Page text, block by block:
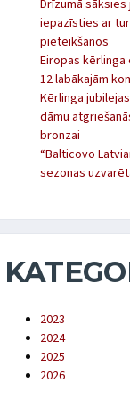
Drīzumā
iepazīsties ar
pieteikšanos
Eiropas
12 labākajām
Kērlinga
dāmu
bronzai
“Balticovo
sezonas
2023
2024
2025
2026